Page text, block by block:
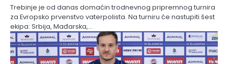
Trebinje je od danas domaćin trodnevnog pripremnog turnira
za Evropsko prvenstvo vaterpolista. Na turniru će nastupiti šest
ekipa: Srbija, Mađarska,…